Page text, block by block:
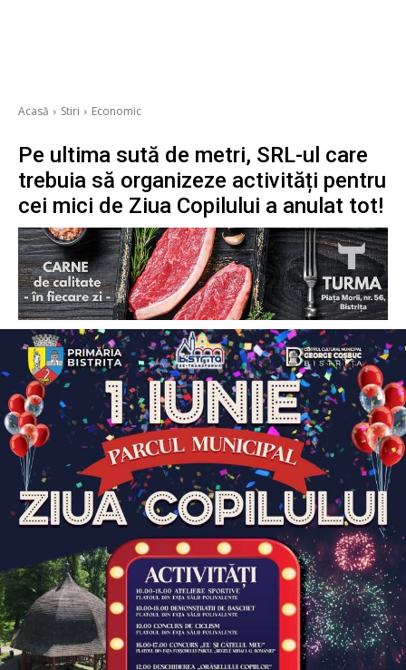
Acasă Stiri Economic
Pe ultima sută de metri, SRL-ul care
trebuia să organizeze activități pentru
cei mici de Ziua Copilului a anulat tot!